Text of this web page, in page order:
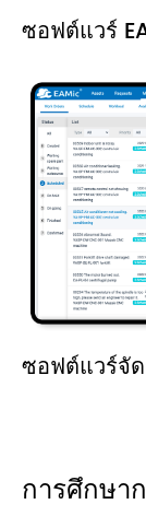
ซอฟต์แวร์
ซอฟต์แวร์จั
การศึกษา